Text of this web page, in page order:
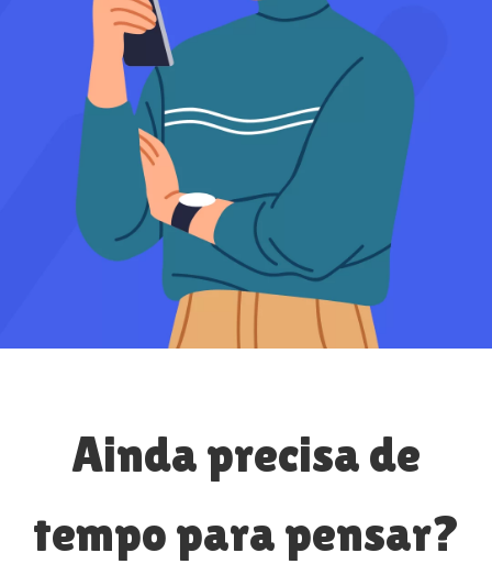
Ainda precisa de
tempo para pensar?